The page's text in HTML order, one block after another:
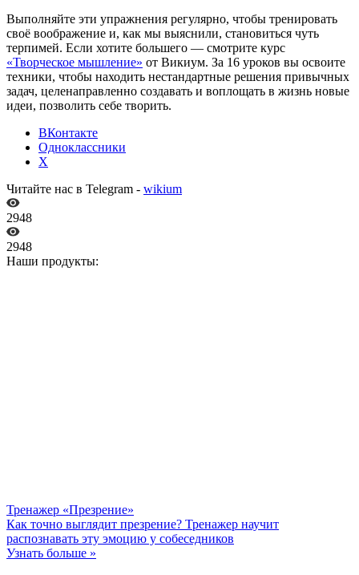
Выполняйте эти упражнения регулярно, чтобы тренировать
своё воображение и, как мы выяснили, становиться чуть
терпимей. Если хотите большего — смотрите курс
«Творческое мышление» от Викиум. За 16 уроков вы освоите
техники, чтобы находить нестандартные решения привычных
задач, целенаправленно создавать и воплощать в жизнь новые
идеи, позволить себе творить.
ВКонтакте
Одноклассники
X
Читайте нас в Telegram - wikium
2948
2948
Наши продукты:
Тренажер «Презрение»
Как точно выглядит презрение? Тренажер научит
распознавать эту эмоцию у собеседников
Узнать больше »